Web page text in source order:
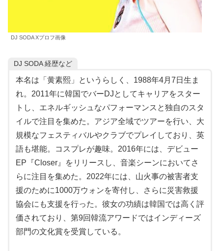
DJ SODA Xプロフ画像
DJ SODA 経歴など
本名は「黄素熙」というらしく、1988年4月7日生ま
れ。2011年に韓国でバーDJとしてキャリアをスター
トし、エネルギッシュなパフォーマンスと独自のスタ
イルで注目を集めた。アジア全域でツアーを行い、大
規模なフェスティバルやクラブでプレイしており、英
語も堪能。コスプレが趣味。2016年には、デビュー
EP『Closer』をリリースし、音楽シーンにおいてさ
らに注目を集めた。2022年には、山火事の被害者支
援のために1000万ウォンを寄付し、さらに災害救援
協会にも支援を行った。彼女の功績は韓国では高く評
価されており、第9回韓流アワードではインディーズ
部門の文化賞を受賞している。